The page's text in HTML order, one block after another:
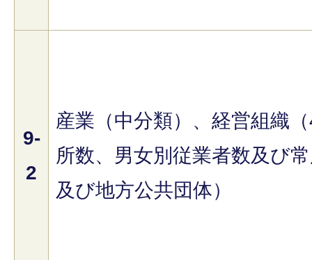
9-
2
産業（中分類）、経営組織
所数、男女別従業者数及び
及び地方公共団体）